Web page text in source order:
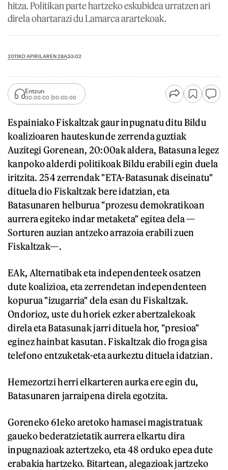
hitza. Politikan parte hartzeko eskubidea urratzen ari
direla ohartarazi du Lamarca arartekoak.
2011KO APIRILAREN 28A23:02
Entzun
00:00:00 00:00:00
Espainiako Fiskaltzak gaur inpugnatu ditu Bildu
koalizioaren hauteskunde zerrenda guztiak
Auzitegi Gorenean, 20:00ak aldera, Batasuna legez
kanpoko alderdi politikoak Bildu erabili egin duela
iritzita. 254 zerrendak "ETA-Batasunak diseinatu"
dituela dio Fiskaltzak bere idatzian, eta
Batasunaren helburua "prozesu demokratikoan
aurrera egiteko indar metaketa" egitea dela —
Sorturen auzian antzeko arrazoia erabili zuen
Fiskaltzak—.
EAk, Alternatibak eta independenteek osatzen
dute koalizioa, eta zerrendetan independenteen
kopurua "izugarria" dela esan du Fiskaltzak.
Ondorioz, uste du horiek ezker abertzalekoak
direla eta Batasunak jarri dituela hor, "presioa"
eginez hainbat kasutan. Fiskaltzak dio froga gisa
telefono entzuketak-eta aurkeztu dituela idatzian.
Hemezortzi herri elkarteren aurka ere egin du,
Batasunaren jarraipena direla egotzita.
Goreneko 61eko aretoko hamasei magistratuak
gaueko bederatzietatik aurrera elkartu dira
inpugnazioak aztertzeko, eta 48 orduko epea dute
erabakia hartzeko. Bitartean, alegazioak jartzeko